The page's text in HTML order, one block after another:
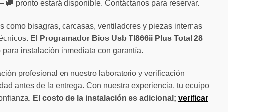
pronto estará disponible. Contáctanos para reservar.
como bisagras, carcasas, ventiladores y piezas internas
El
Programador Bios Usb Tl866ii Plus Total 28
instalación inmediata con garantía.
profesional en nuestro laboratorio y verificación
antes de la entrega. Con nuestra experiencia, tu equipo
El costo de la instalación es adicional; verificar